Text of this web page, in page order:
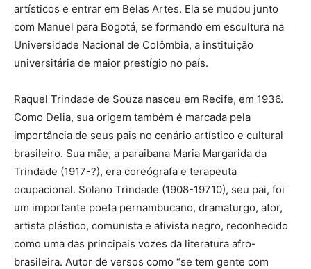
artísticos e entrar em Belas Artes. Ela se mudou junto
com Manuel para Bogotá, se formando em escultura na
Universidade Nacional de Colômbia, a instituição
universitária de maior prestígio no país.
Raquel Trindade de Souza nasceu em Recife, em 1936.
Como Delia, sua origem também é marcada pela
importância de seus pais no cenário artístico e cultural
brasileiro. Sua mãe, a paraibana Maria Margarida da
Trindade (1917-?), era coreógrafa e terapeuta
ocupacional. Solano Trindade (1908-19710), seu pai, foi
um importante poeta pernambucano, dramaturgo, ator,
artista plástico, comunista e ativista negro, reconhecido
como uma das principais vozes da literatura afro-
brasileira. Autor de versos como “se tem gente com